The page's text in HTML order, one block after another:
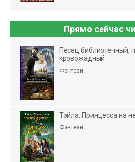
Прямо сейчас
Песец библиотечный,
кровожадный
Фэнтези
Тэйла. Принцесса на
Фэнтези